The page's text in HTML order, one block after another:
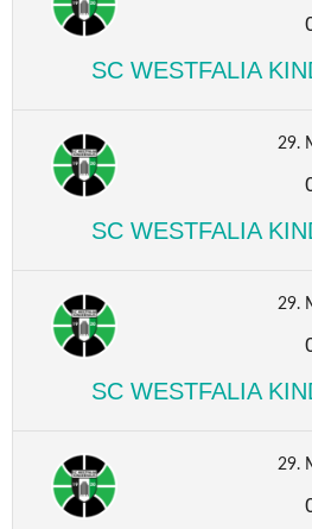
SC WESTFALIA
29.
SC WESTFALIA
29.
SC WESTFALIA
29.